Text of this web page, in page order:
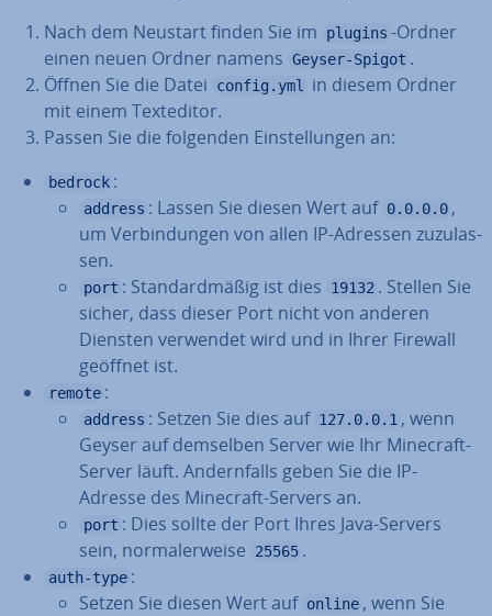
Nach dem Neustart finden Sie im plugins -Ordner
einen neuen Ordner namens Geyser-Spigot .
Öffnen Sie die Datei
config.yml
in diesem Ordner
mit einem Text­edi­tor.
Passen Sie die folgenden Ein­stel­lun­gen an:
bedrock :
address : Lassen Sie diesen Wert auf 0.0.0.0 ,
um Ver­bin­dun­gen von allen IP-Adressen zu­zu­las­
sen.
port : Stan­dard­mä­ßig ist dies 19132 . Stellen Sie
sicher, dass dieser Port nicht von anderen
Diensten verwendet wird und in Ihrer Firewall
geöffnet ist.
remote :
address : Setzen Sie dies auf 127.0.0.1 , wenn
Geyser auf demselben Server wie Ihr Minecraft-
Server läuft. An­dern­falls geben Sie die IP-
Adresse des Minecraft-Servers an.
port : Dies sollte der Port Ihres Java-Servers
sein, nor­ma­ler­wei­se
25565 .
auth-type :
Setzen Sie diesen Wert auf online , wenn Sie